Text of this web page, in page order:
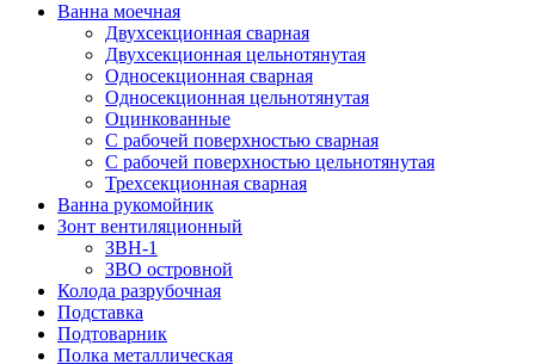
Ванна моечная
Двухсекционная сварная
Двухсекционная цельнотянутая
Односекционная сварная
Односекционная цельнотянутая
Оцинкованные
С рабочей поверхностью сварная
С рабочей поверхностью цельнотянутая
Трехсекционная сварная
Ванна рукомойник
Зонт вентиляционный
ЗВН-1
ЗВО островной
Колода разрубочная
Подставка
Подтоварник
Полка металлическая